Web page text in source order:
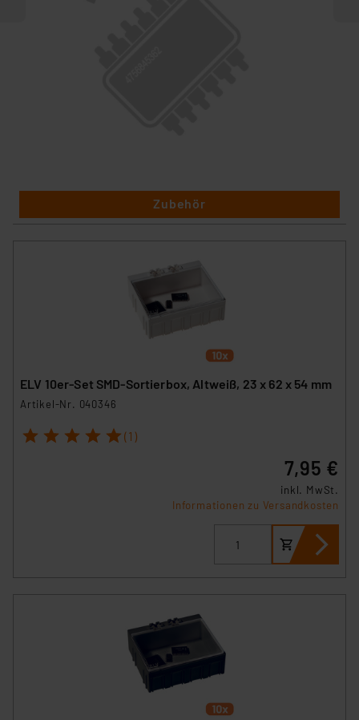
Zubehör
ELV 10er-Set SMD-Sortierbox, Altweiß, 23 x 62 x 54 mm
Artikel-Nr. 040346
1 2 3 4 5 (1)
7,95 €
inkl. MwSt.
Informationen zu Versandkosten